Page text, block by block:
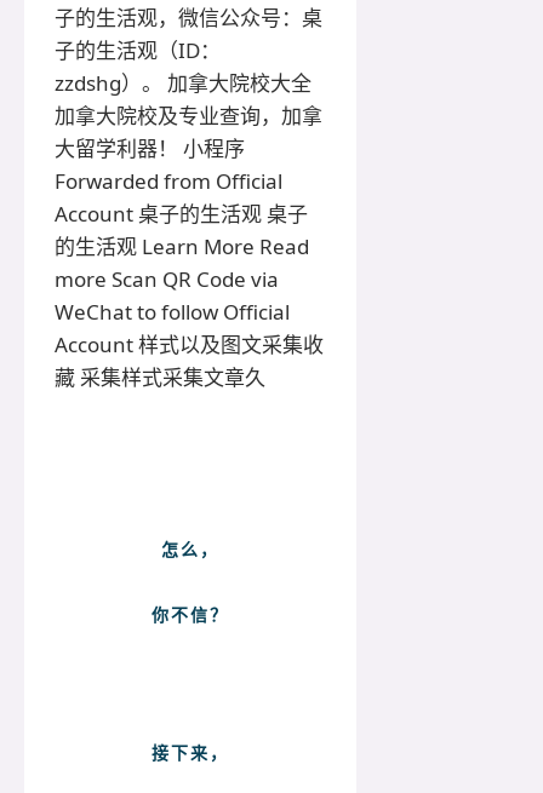
子的生活观，微信公众号：桌
子的生活观（ID：
zzdshg）。 加拿大院校大全
加拿大院校及专业查询，加拿
大留学利器！ 小程序
Forwarded from Official
Account 桌子的生活观 桌子
的生活观 Learn More Read
more Scan QR Code via
WeChat to follow Official
Account 样式以及图文采集收
藏 采集样式采集文章久
怎么，
你不信？
接下来，